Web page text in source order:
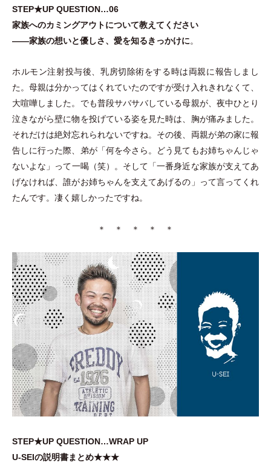
STEP★UP QUESTION…06
家族へのカミングアウトについて教えてください
——家族の想いと優しさ、愛を知るきっかけに。
ホルモン注射投与後、乳房切除術をする時は両親に報告しまし
た。母親は分かってはくれていたのですが受け入れきれなくて、
大喧嘩しました。でも普段サバサバしている母親が、夜中ひとり
泣きながら壁に物を投げている姿を見た時は、胸が痛みました。
それだけは絶対忘れられないですね。その後、両親が弟の家に報
告しに行った際、弟が「何を今さら。どう見てもお姉ちゃんじゃ
ないよな 」 って一喝（笑） 。そして 「一番身近な家族が支えてあ
げなければ、誰がお姉ちゃんを支えてあげるの 」
って言ってくれ
たんです。凄く嬉しかったですね。
＊ ＊ ＊ ＊ ＊
STEP★UP QUESTION…WRAP UP
U-SEIの説明書まとめ★★★